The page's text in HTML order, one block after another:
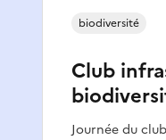
Club
Journée du
biodiversité